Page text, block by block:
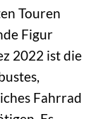
Touren
Figur
2022 ist die
Fahrrad